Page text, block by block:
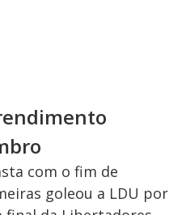
com o fim de
goleou a LDU por